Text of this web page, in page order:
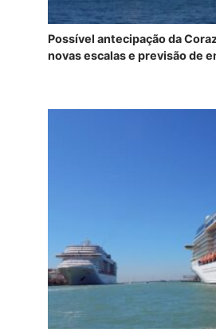
Possível antecipação da
novas escalas e previsão de